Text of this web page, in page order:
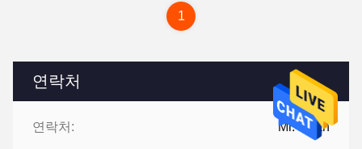
연락처
연락처: Mr. Ruan
1